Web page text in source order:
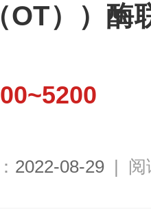
OT））酶
2022-08-29 | 阅